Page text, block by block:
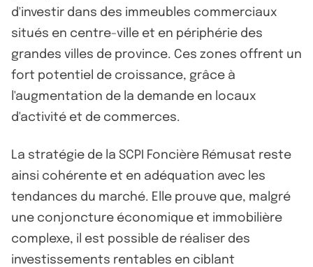
d'investir dans des immeubles commerciaux
situés en centre-ville et en périphérie des
grandes villes de province. Ces zones offrent un
fort potentiel de croissance, grâce à
l'augmentation de la demande en locaux
d'activité et de commerces.
La stratégie de la SCPI Foncière Rémusat reste
ainsi cohérente et en adéquation avec les
tendances du marché. Elle prouve que, malgré
une conjoncture économique et immobilière
complexe, il est possible de réaliser des
investissements rentables en ciblant